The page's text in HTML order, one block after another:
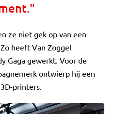
ze niet gek op van een
heeft Van Zoggel
Gaga gewerkt. Voor de
ontwierp hij een
printers.